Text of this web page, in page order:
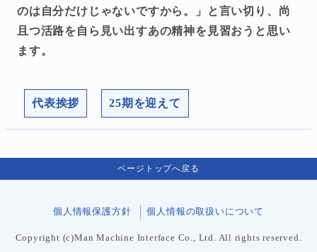
のは自分だけじゃないですから。」と言い切り、尚
且つ活路を自ら見い出すあの精神を見習おうと思い
ます。
代表挨拶 25期を迎えて
ページトップへ戻る
個人情報保護方針 個人情報の取扱いについて
Copyright (c)Man Machine Interface Co., Ltd. All rights reserved.